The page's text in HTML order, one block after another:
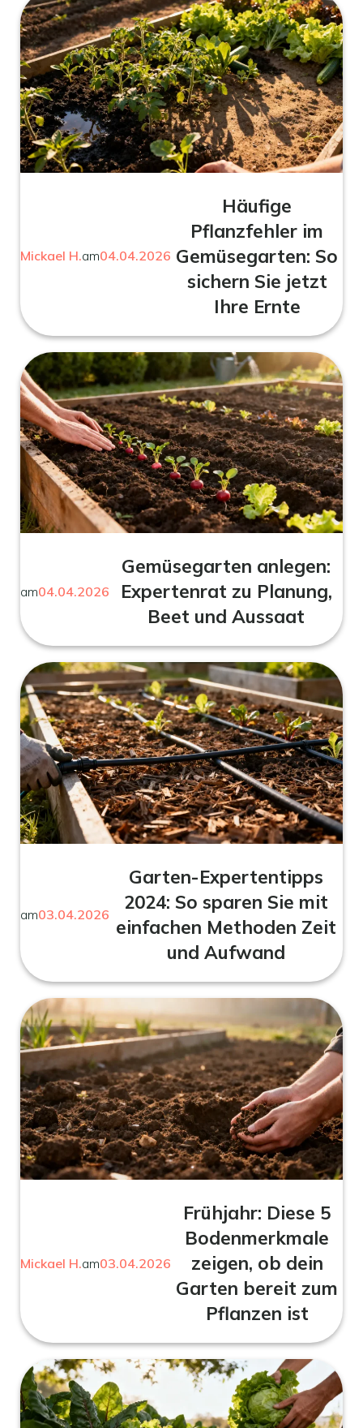
Mickael H.am04.04.2026
Häufige
Pflanzfehler im
Gemüsegarten: So
sichern Sie jetzt
Ihre Ernte
am04.04.2026
Gemüsegarten anlegen:
Expertenrat zu Planung,
Beet und Aussaat
am03.04.2026
Garten-Expertentipps
2024: So sparen Sie mit
einfachen Methoden Zeit
und Aufwand
Mickael H.am03.04.2026
Frühjahr: Diese 5
Bodenmerkmale
zeigen, ob dein
Garten bereit zum
Pflanzen ist